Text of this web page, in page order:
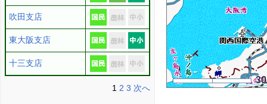
吹田支店
東大阪支店
十三支店
1 2 3 次へ